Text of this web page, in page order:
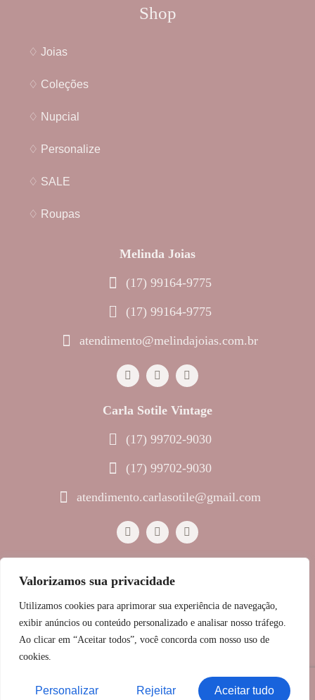
Valorizamos sua privacidade
Utilizamos cookies para aprimorar sua experiência de navegação,
exibir anúncios ou conteúdo personalizado e analisar nosso tráfego.
Ao clicar em “Aceitar todos”, você concorda com nosso uso de
cookies.
Personalizar Rejeitar Aceitar tudo
Shop
♢ Joias
♢ Coleções
♢ Nupcial
♢ Personalize
♢ SALE
♢ Roupas
Melinda Joias
(17) 99164-9775
(17) 99164-9775
atendimento@melindajoias.com.br
Carla Sotile Vintage
(17) 99702-9030
(17) 99702-9030
atendimento.carlasotile@gmail.com
© 2023 Melinda Joias • Todos os direitos reservados
Política de Privacidade
INDUSTRIAIS LTDA
CNPJ: 60.054.434/0001-04